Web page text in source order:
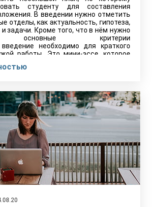
студенту для составления
В введении нужно отметить
отделы, как актуальность, гипотеза,
и задачи. Кроме того, что в нём нужно
основные критерии
необходимо для краткого
работы. Это мини-эссе, которое
какие цели и задачи перед
студентом и раскрыта полностью.